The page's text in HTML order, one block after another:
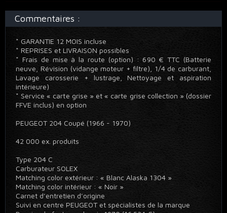
Commentaires :
* GARANTIE 12 MOIS incluse
* REPRISES et LIVRAISON possibles
* Frais de mise à la route (option) : 690 € TTC (Batterie
neuve, Révision (vidange moteur + filtre), 1/4 de carburant,
Lavage carosserie + lustrage, Nettoyage et aspiration
intérieure)
* Service « carte grise » et « carte grise collection » (dossier
FFVE inclus) en option
PEUGEOT 204 Coupé (1966 - 1970)
42 000 ex. produits
Type 204 C
Carburateur SOLEX
Matching color extérieur : « Blanc Alaska 1304 »
Matching color intérieur : « Noir »
Carnet d’entretien d’origine
Suivi en centre PEUGEOT et spécialistes de la marque